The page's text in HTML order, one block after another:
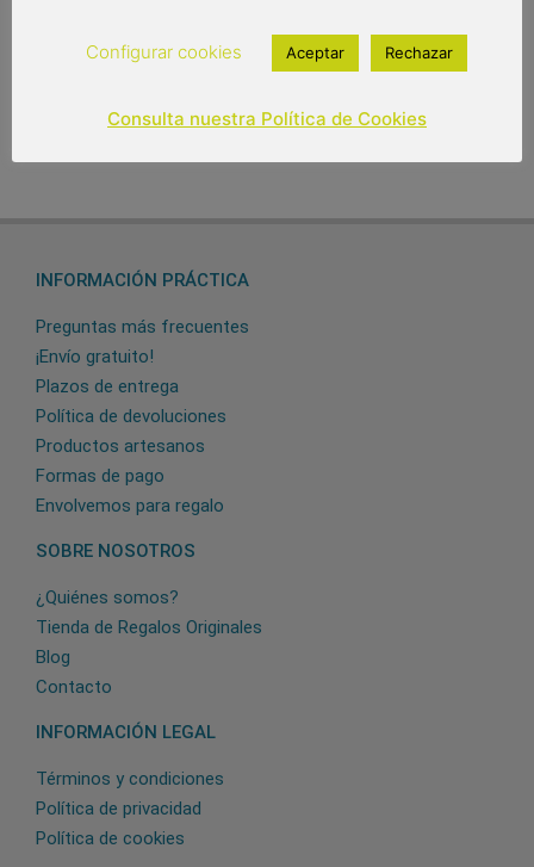
Out of stock
INFORMACIÓN PRÁCTICA
Preguntas más frecuentes
¡Envío gratuito!
Plazos de entrega
Política de devoluciones
Productos artesanos
Formas de pago
Envolvemos para regalo
SOBRE NOSOTROS
¿Quiénes somos?
Tienda de Regalos Originales
Blog
Contacto
INFORMACIÓN LEGAL
Términos y condiciones
Política de privacidad
Política de cookies
Configurar cookies Aceptar Rechazar
Consulta nuestra Política de Cookies